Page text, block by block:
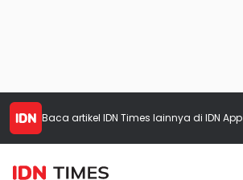
Baca artikel IDN Times lainnya di IDN App